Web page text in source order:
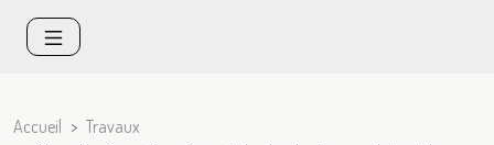
Accueil
Travaux